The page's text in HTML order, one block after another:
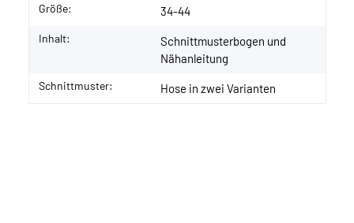
Größe: 34-44
Inhalt:
Schnittmusterbogen und
Nähanleitung
Schnittmuster: Hose in zwei Varianten